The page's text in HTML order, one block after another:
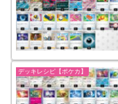
デッキレシピ【ポケカ】